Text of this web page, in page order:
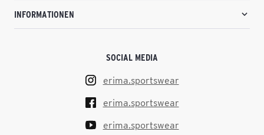
INFORMATIONEN
SOCIAL MEDIA
erima.sportswear
erima.sportswear
erima.sportswear